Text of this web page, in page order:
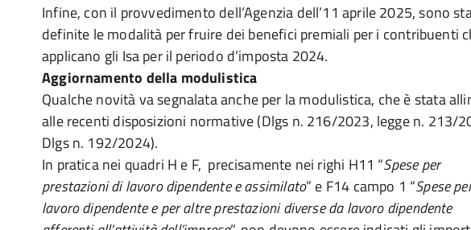
Infine, con il provvedimento dell’Agenzia dell’11 aprile 2025, sono
definite le modalità per fruire dei benefici premiali per i contribuenti
applicano gli Isa per il periodo d’imposta 2024.
Aggiornamento della modulistica
Qualche novità va segnalata anche per la modulistica, che è stata
alle recenti disposizioni normative (Dlgs n. 216/2023, legge n. 213/
Dlgs n. 192/2024).
In pratica nei quadri H e F, precisamente nei righi H11 “Spese per
prestazioni di lavoro dipendente e assimilato” e F14 campo 1 “Spese
lavoro dipendente e per altre prestazioni diverse da lavoro dipendente